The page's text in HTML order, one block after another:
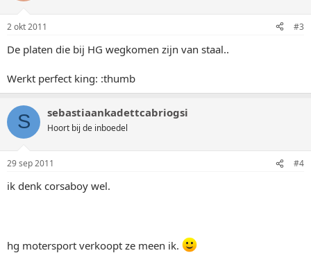
2 okt 2011 #3
De platen die bij HG wegkomen zijn van staal..
Werkt perfect king: :thumb
S sebastiaankadettcabriogsi
Hoort bij de inboedel
29 sep 2011 #4
ik denk corsaboy wel.
hg motersport verkoopt ze meen ik.